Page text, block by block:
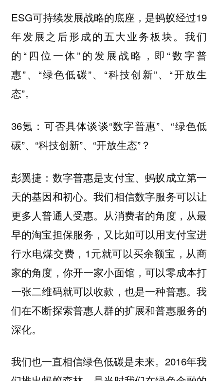
ESG可持续发展战略的底座，是蚂蚁经过19
年发展之后形成的五大业务板块。我们
的“四位一体”的发展战略，即“数字普
惠”、“绿色低碳”、“科技创新”、“开放生
态”。
36氪：可否具体谈谈“数字普惠”、“绿色低
碳”、“科技创新”、“开放生态”？
彭翼捷：数字普惠是支付宝、蚂蚁成立第一
天的基因和初心。我们相信数字服务可以让
更多人普通人受惠。从消费者的角度，从最
早的淘宝担保服务，又比如可以用支付宝进
行水电煤交费，1元就可以买余额宝，从商
家的角度，你开一家小面馆，可以零成本打
一张二维码就可以收款，也是一种普惠。我
们在不断探索普惠人群的扩展和普惠服务的
深化。
我们也一直相信绿色低碳是未来。2016年我